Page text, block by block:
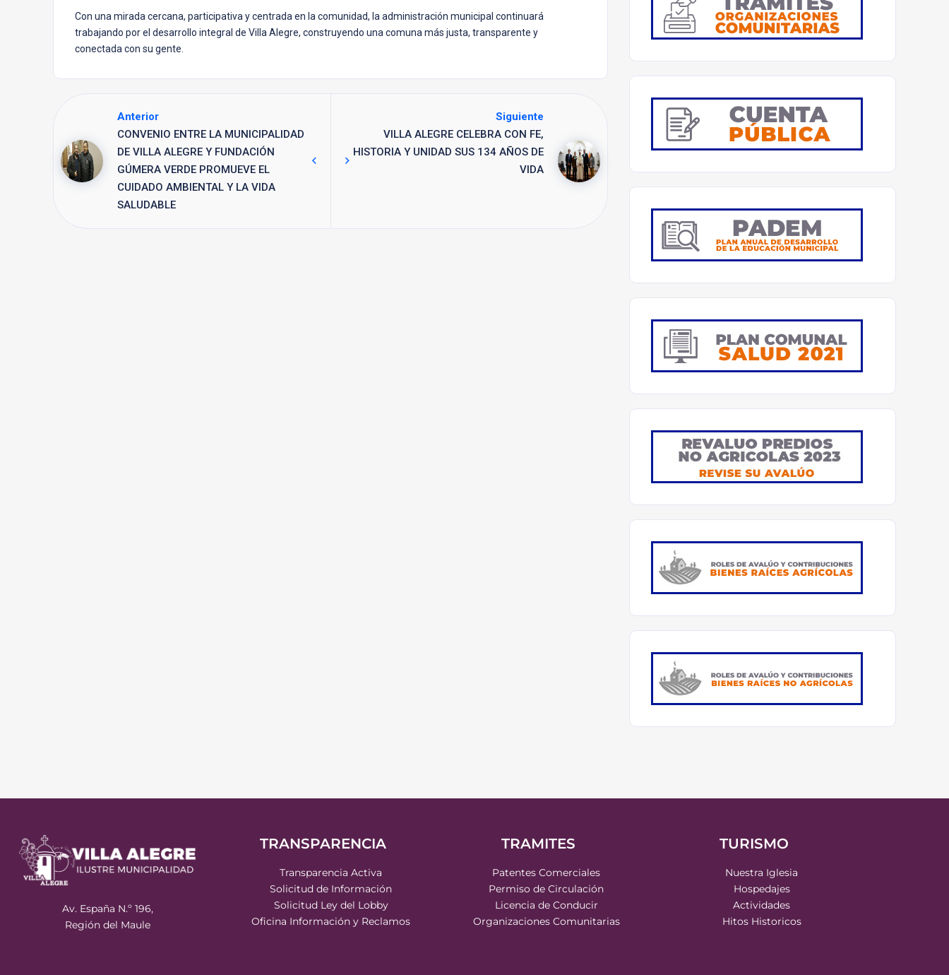
Con una mirada cercana, participativa y centrada en la comunidad, la administración municipal continuará
trabajando por el desarrollo integral de Villa Alegre, construyendo una comuna más justa, transparente y
conectada con su gente.
Anterior
CONVENIO ENTRE LA MUNICIPALIDAD
DE VILLA ALEGRE Y FUNDACIÓN
GÚMERA VERDE PROMUEVE EL
CUIDADO AMBIENTAL Y LA VIDA
SALUDABLE
Siguiente
VILLA ALEGRE CELEBRA CON FE,
HISTORIA Y UNIDAD SUS 134 AÑOS DE
VIDA
Av. España N.º 196,
Región del Maule
TRANSPARENCIA
Transparencia Activa
Solicitud de Información
Solicitud Ley del Lobby
Oficina Información y Reclamos
TRAMITES
Patentes Comerciales
Permiso de Circulación
Licencia de Conducir
Organizaciones Comunitarias
TURISMO
Nuestra Iglesia
Hospedajes
Actividades
Hitos Historicos